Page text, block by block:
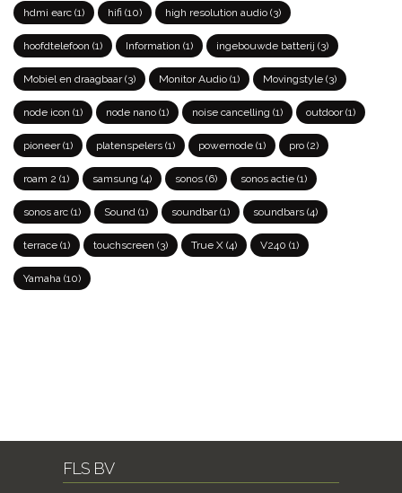
hdmi earc (1) hifi (10) high resolution audio (3)
hoofdtelefoon (1) Information (1) ingebouwde batterij (3)
Mobiel en draagbaar(3) Monitor Audio (1) Movingstyle (3)
node icon (1) node nano (1) noise cancelling (1) outdoor(1)
pioneer(1) platenspelers (1) powernode (1) pro (2)
roam 2 (1) samsung (4) sonos (6) sonos actie (1)
sonos arc (1) Sound (1) soundbar(1) soundbars (4)
terrace (1) touchscreen (3) True X (4) V240 (1)
Yamaha (10)
FLS BV